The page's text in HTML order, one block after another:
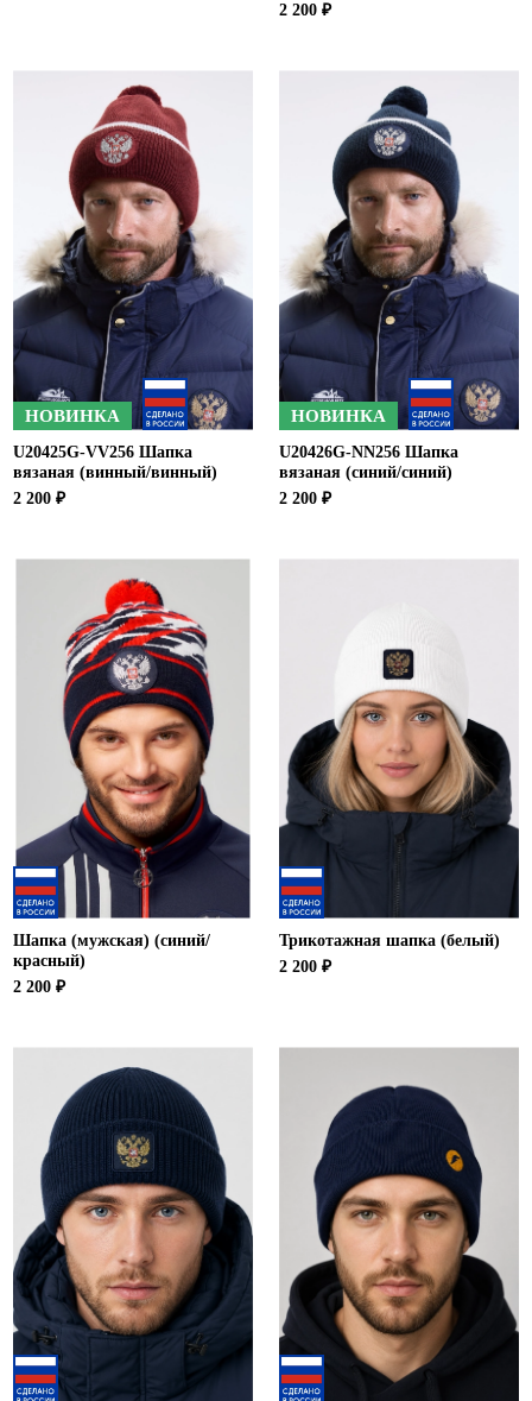
2 200 ₽
НОВИНКА
U20425G-VV256 Шапка
вязаная (винный/винный)
2 200 ₽
НОВИНКА
U20426G-NN256 Шапка
вязаная (синий/синий)
2 200 ₽
Шапка (мужская) (синий/
красный)
2 200 ₽
Трикотажная шапка (белый)
2 200 ₽